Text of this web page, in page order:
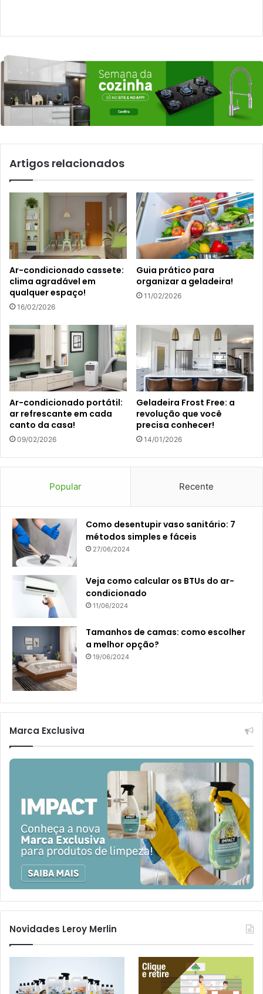
Artigos relacionados
Ar-condicionado cassete:
clima agradável em
qualquer espaço!
16/02/2026
Guia prático para
organizar a geladeira!
11/02/2026
Ar-condicionado portátil:
ar refrescante em cada
canto da casa!
09/02/2026
Geladeira Frost Free: a
revolução que você
precisa conhecer!
14/01/2026
Popular Recente
Como desentupir vaso sanitário: 7
métodos simples e fáceis
27/06/2024
Veja como calcular os BTUs do ar-
condicionado
11/06/2024
Tamanhos de camas: como escolher
a melhor opção?
19/06/2024
Marca Exclusiva
Novidades Leroy Merlin